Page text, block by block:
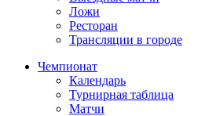
Ложи
Ресторан
Трансляции в городе
Чемпионат
Календарь
Турнирная таблица
Матчи